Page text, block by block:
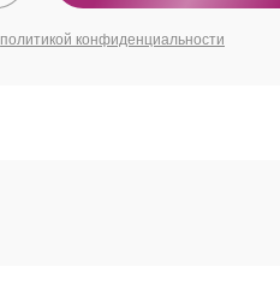
политикой конфиденциальности